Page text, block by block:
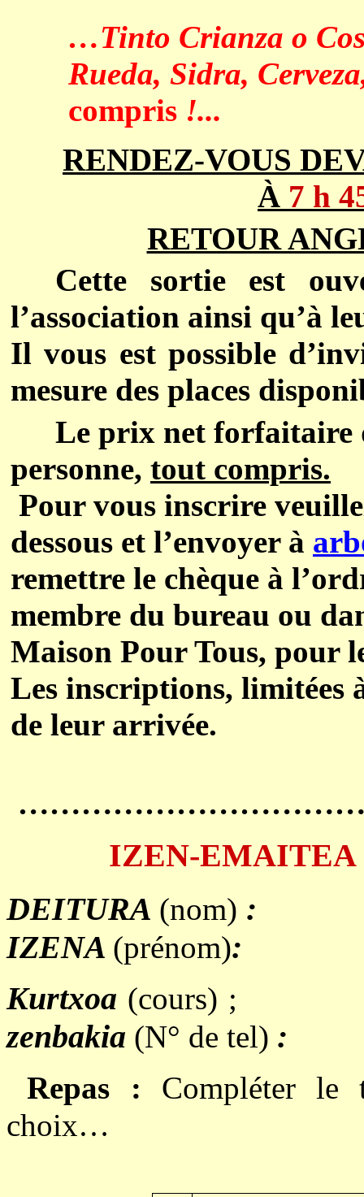
…Tinto Crianza o
Rueda, Sidra,
compris!...
RENDEZ-VOUS
À 7 h
RETOUR
Cette sortie est
l’association ainsi qu’à
Il vous est possible
mesure des places
Le prix net forfaitaire
personne, tout compris.
Pour vous inscrire
dessous et l’envoyer à
remettre le chèque à
membre du bureau ou
Maison Pour Tous, pour
Les inscriptions, limitées
de leur arrivée.
IZEN-EMAITEA
DEITURA (nom) :
IZENA (prénom):
Kurtxoa (cours) ;
zenbakia (N° de tel) :
Repas : Compléter le
choix…